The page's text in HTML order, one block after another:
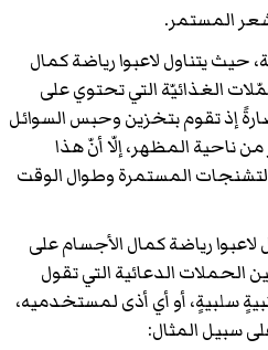
المستمر.
حيث يتناول لاعبوا رياضة كمال
الغذائيّة التي تحتوي على
إذ تقوم بتخزين وحبس السوائل
ناحية المظهر، إلّا أنّ هذا
المستمرة وطوال الوقت
رياضة كمال الأجسام على
الحملات الدعائية التي تقول
سلبيةٍ، أو أي أذى لمستخدميه،
سبيل المثال: